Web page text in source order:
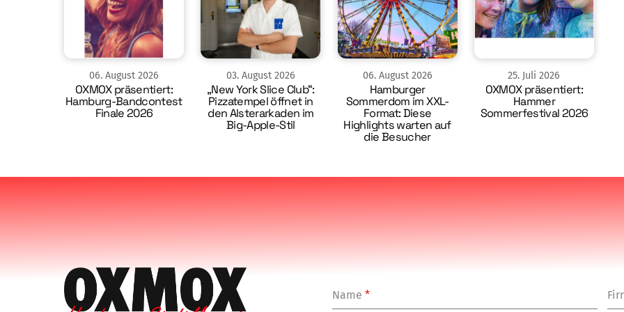
06. August 2026
OXMOX präsentiert:
Hamburg-Bandcontest
Finale 2026
03. August 2026
„New York Slice Club“:
Pizzatempel öffnet in
den Alsterarkaden im
Big-Apple-Stil
06. August 2026
Hamburger
Sommerdom im XXL-
Format: Diese
Highlights warten auf
die Besucher
25. Juli 2026
OXMOX präsentiert:
Hammer
Sommerfestival 2026
Name*